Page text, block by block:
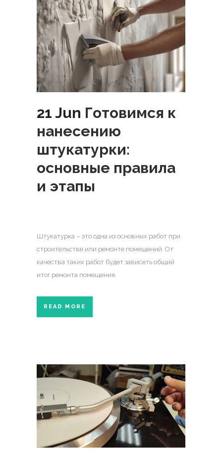
21 Jun Готовимся к
нанесению
штукатурки:
основные правила
и этапы
Штукатурка – это одна из основных работ при
строительстве или ремонте помещений. От
качества таких работ будет зависеть общий
итог ремонта помещения.
READ MORE